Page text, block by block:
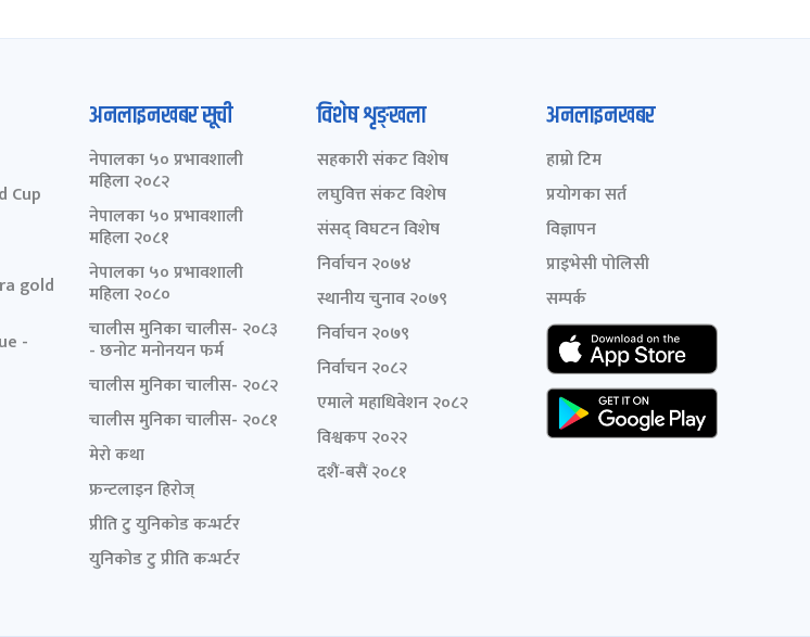
Cup
gold
-
अनलाइनखबर सूची
नेपालका ५० प्रभावशाली
महिला २०८२
नेपालका ५० प्रभावशाली
महिला २०८१
नेपालका ५० प्रभावशाली
महिला २०८०
चालीस मुनिका चालीस- २०८३
- छनोट मनोनयन फर्म
चालीस मुनिका चालीस- २०८२
चालीस मुनिका चालीस- २०८१
मेरो कथा
फ्रन्टलाइन हिरोज्
प्रीति टु युनिकोड कन्भर्टर
युनिकोड टु प्रीति कन्भर्टर
विशेष शृङ्खला
सहकारी संकट विशेष
लघुवित्त संकट विशेष
संसद् विघटन विशेष
निर्वाचन २०७४
स्थानीय चुनाव २०७९
निर्वाचन २०७९
निर्वाचन २०८२
एमाले महाधिवेशन २०८२
विश्वकप २०२२
दशैं-बसैं २०८१
अनलाइनखबर
हाम्रो टिम
प्रयोगका सर्त
विज्ञापन
प्राइभेसी पोलिसी
सम्पर्क